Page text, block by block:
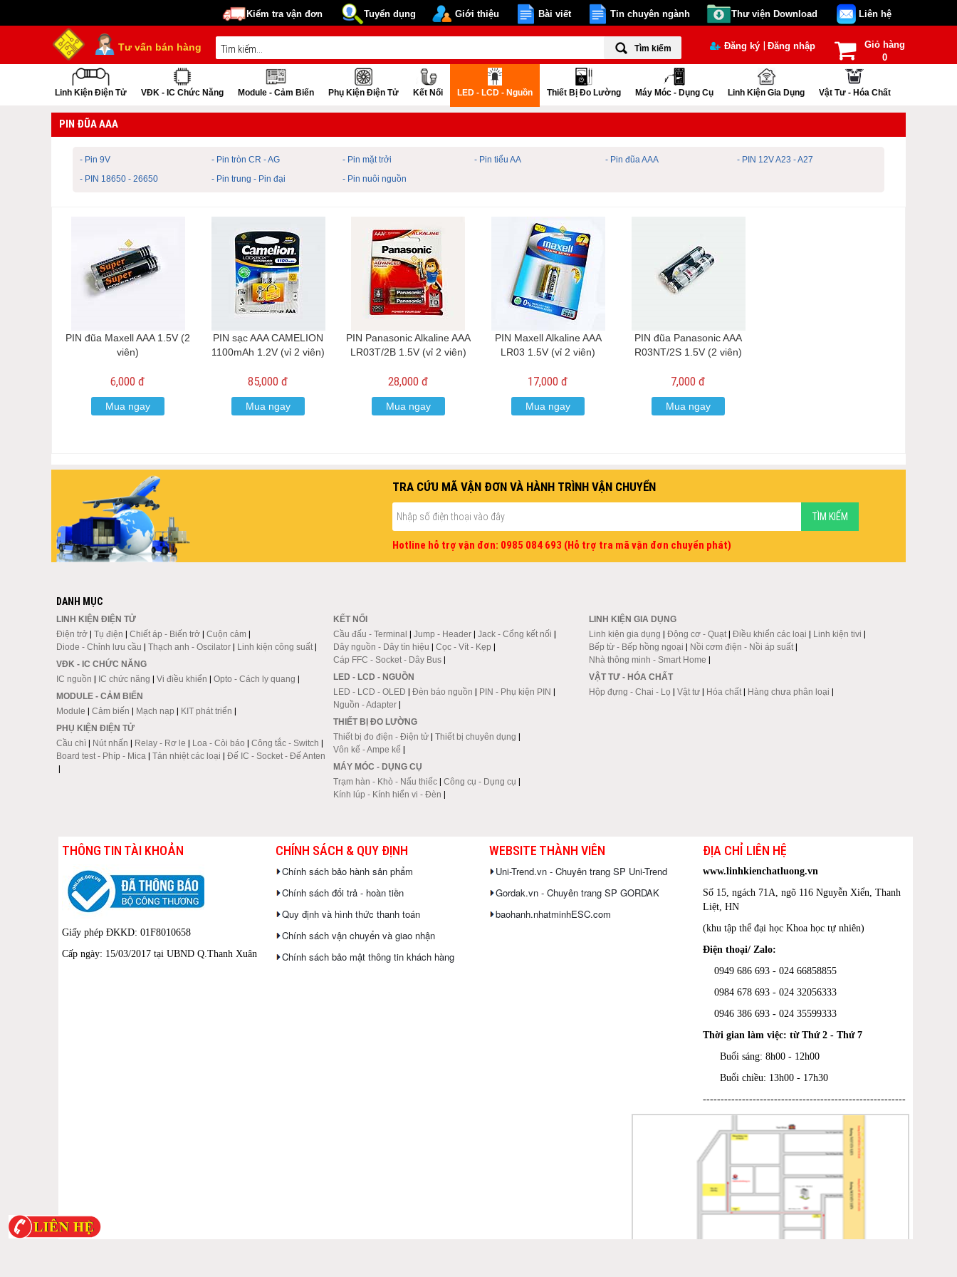
Kiểm tra vận đơn Tuyển dụng Giới thiệu Bài viết Tin chuyên ngành Thư viện Download Liên hệ
Tư vấn bán hàng Tìm kiếm Đăng ký |Đăng nhập
Giỏ hàng
0
Linh Kiện Điện Tử VĐK - IC Chức Năng Module - Cảm Biến Phụ Kiện Điện Tử Kết Nối LED - LCD - Nguồn Thiết Bị Đo Lường Máy Móc - Dụng Cụ Linh Kiện Gia Dụng Vật Tư - Hóa Chất
PIN ĐŨA AAA
- Pin 9V - Pin tròn CR - AG - Pin mặt trởi - Pin tiểu AA - Pin đũa AAA
- PIN 12V A23 - A27
- PIN 18650 - 26650
- Pin trung - Pin đại - Pin nuôi nguồn
PIN đũa Maxell AAA 1.5V (2
viên)
6,000 đ
Mua ngay
PIN sạc AAA CAMELION
1100mAh 1.2V (vỉ 2 viên)
85,000 đ
Mua ngay
PIN Panasonic Alkaline AAA
LR03T/2B 1.5V (vỉ 2 viên)
28,000 đ
Mua ngay
PIN Maxell Alkaline AAA
LR03 1.5V (vỉ 2 viên)
17,000 đ
Mua ngay
PIN đũa Panasonic AAA
R03NT/2S 1.5V (2 viên)
7,000 đ
Mua ngay
TRA CỨU MÃ VẬN ĐƠN VÀ HÀNH TRÌNH VẬN CHUYỂN
Hotline hỗ trợ vận đơn: 0985 084 693 (Hỗ trợ tra mã vận đơn chuyển phát)
DANH MỤC
LINH KIỆN ĐIỆN TỬ
Điện trở| Tụ điện | Chiết áp - Biến trở| Cuộn cảm|
Diode - Chỉnh lưu cầu | Thạch anh - Oscilator| Linh kiện công suất|
VĐK - IC CHỨC NĂNG
IC nguồn | IC chức năng | Vi điều khiển | Opto - Cách ly quang |
MODULE - CẢM BIẾN
Module | Cảm biến | Mạch nạp | KIT phát triển |
PHỤ KIỆN ĐIỆN TỬ
Cầu chì| Nút nhấn | Relay - Rơ le | Loa - Còi báo | Công tắc - Switch |
Board test - Phíp - Mica | Tản nhiệt các loại | Đế IC - Socket - Đế Anten
|
KẾT NỐI
Cầu đấu - Terminal | Jump - Header| Jack - Cổng kết nối |
Dây nguồn - Dây tín hiệu | Cọc - Vít - Kẹp |
Cáp FFC - Socket - Dây Bus|
LED - LCD - NGUỒN
LED - LCD - OLED | Đèn báo nguồn | PIN - Phụ kiện PIN |
Nguồn - Adapter|
THIẾT BỊ ĐO LƯỜNG
Thiết bị đo điện - Điện tử| Thiết bị chuyên dụng |
Vôn kế - Ampe kế |
MÁY MÓC - DỤNG CỤ
Trạm hàn - Khò - Nấu thiếc| Công cụ - Dụng cụ |
Kính lúp - Kính hiển vi - Đèn |
LINH KIỆN GIA DỤNG
Linh kiện gia dụng |Động cơ - Quạt |Điều khiển các loại | Linh kiện tivi |
Bếp từ - Bếp hồng ngoại | Nồi cơm điện - Nồi áp suất |
Nhà thông minh - Smart Home |
VẬT TƯ - HÓA CHẤT
Hộp đựng - Chai - Lọ |Vật tư | Hóa chất | Hàng chưa phân loại |
THÔNG TIN TÀI KHOẢN
Giấy phép ĐKKD: 01F8010658
Cấp ngày: 15/03/2017 tại UBND Q.Thanh Xuân
CHÍNH SÁCH & QUY ĐỊNH
Chính sách bảo hành sản phẩm
Chính sách đổi trả - hoàn tiền
Quy định và hình thức thanh toán
Chính sách vận chuyển và giao nhận
Chính sách bảo mật thông tin khách hàng
WEBSITE THÀNH VIÊN
Uni-Trend.vn - Chuyên trang SP Uni-Trend
Gordak.vn - Chuyên trang SP GORDAK
baohanh.nhatminhESC.com
ĐỊA CHỈ LIÊN HỆ
www.linhkienchatluong.vn
Số 15, ngách 71A, ngõ 116 Nguyễn Xiển, Thanh
Liệt, HN
(khu tập thể đại học Khoa học tự nhiên)
Điện thoại/ Zalo:
0949 686 693 - 024 66858855
0984 678 693 - 024 32056333
0946 386 693 - 024 35599333
Thời gian làm việc: từ Thứ 2 - Thứ 7
Buổi sáng: 8h00 - 12h00
Buổi chiều: 13h00 - 17h30
---------------------------------------------------------